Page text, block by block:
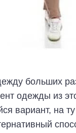
больших
одежды из
вариант, на